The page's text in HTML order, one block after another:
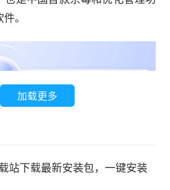
。
加载更多
下载最新安装包，一键安装